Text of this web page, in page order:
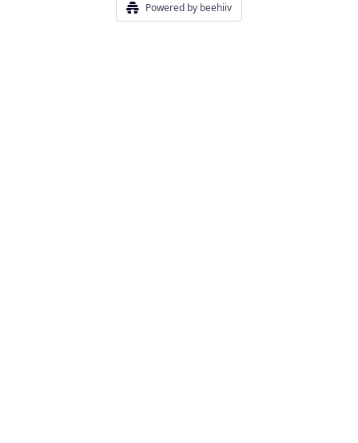
Powered by beehiiv